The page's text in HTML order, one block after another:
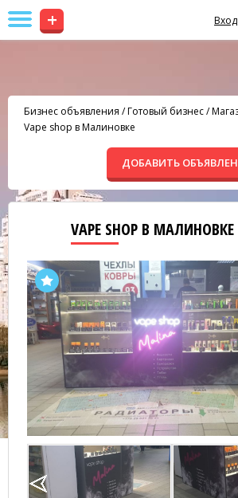
+ Вход
Бизнес объявления /Готовый бизнес/
Vape shop в Малиновке
ДОБАВИТЬ
VAPE SHOP В МАЛИНОВКЕ